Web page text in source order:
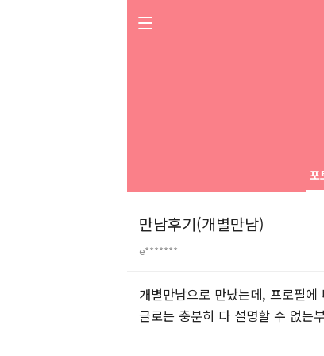
포
만남후기(개별만남)
e*******
본문
개별만남으로 만났는데, 프로필
글로는 충분히 다 설명할 수 없는